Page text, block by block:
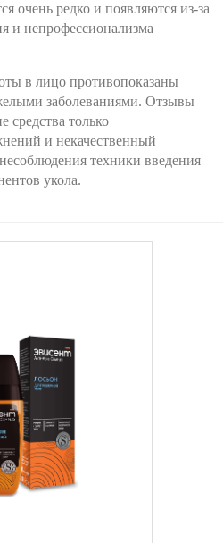
очень редко и появляются из-за
и непрофессионализма
в лицо противопоказаны
заболеваниями. Отзывы
средства только
и некачественный
техники введения
укола.